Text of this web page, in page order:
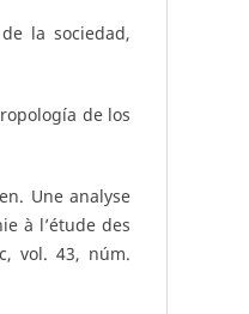
la sociedad,
de los
Une analyse
à l’étude des
vol. 43, núm.